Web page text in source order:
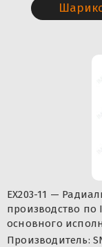
EX203-11 —
производство по
основного
Производитель: